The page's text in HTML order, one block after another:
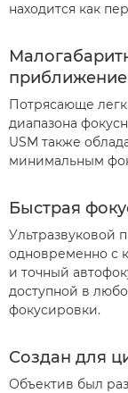
находится как
приближение
Потрясающе
диапазона
USM также
минимальным
Быстрая
Ультразвуковой
одновременно с
и точный
доступной в
фокусировки.
Создан для
Объектив был